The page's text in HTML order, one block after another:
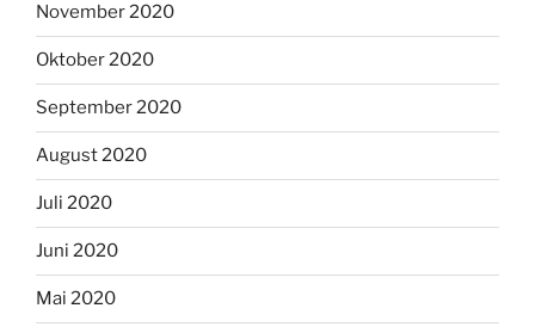
November 2020
Oktober 2020
September 2020
August 2020
Juli 2020
Juni 2020
Mai 2020